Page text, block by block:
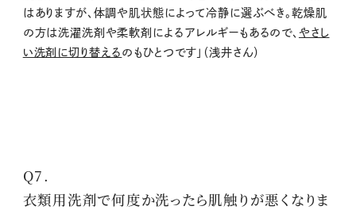
はありますが、体調や肌状態によって冷静に選ぶべき。乾燥肌
の方は洗濯洗剤や柔軟剤によるアレルギーもあるので、 やさし
い洗剤に切り替える のもひとつです」（浅井さん）
Q7.
衣類用洗剤で何度か洗ったら肌触りが悪くなりま